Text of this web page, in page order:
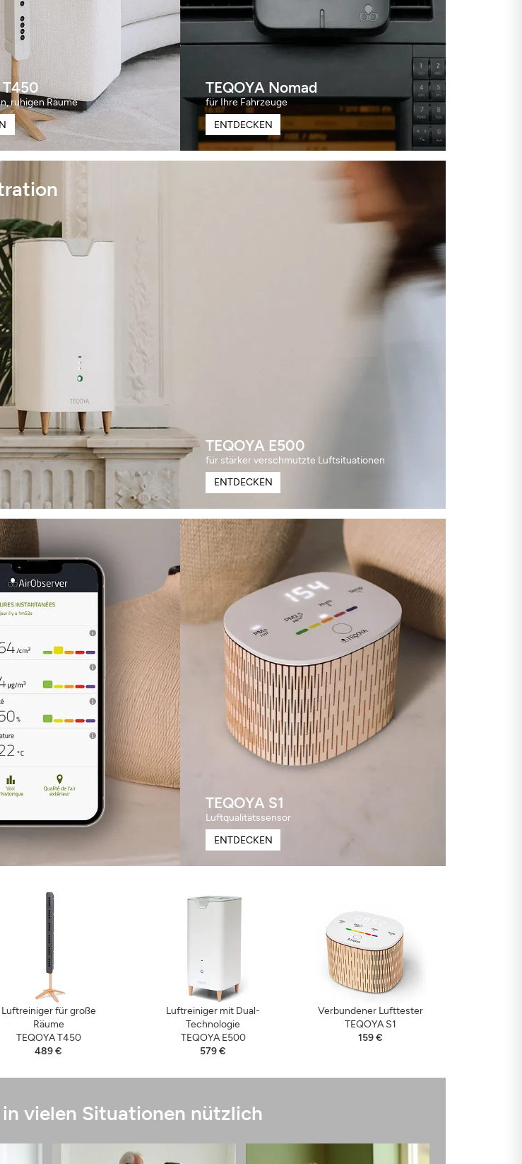
T450
ruhigen Räume
TEQOYA Nomad
für Ihre Fahrzeuge
ENTDECKEN
TEQOYA E500
für stärker verschmutzte Luftsituationen
ENTDECKEN
TEQOYA S1
Luftqualitätssensor
ENTDECKEN
Luftreiniger für große
Räume
TEQOYA T450
489 €
Luftreiniger mit Dual-
Technologie
TEQOYA E500
579 €
Verbundener Lufttester
TEQOYA S1
159 €
vielen Situationen nützlich
SCHLIESSEN